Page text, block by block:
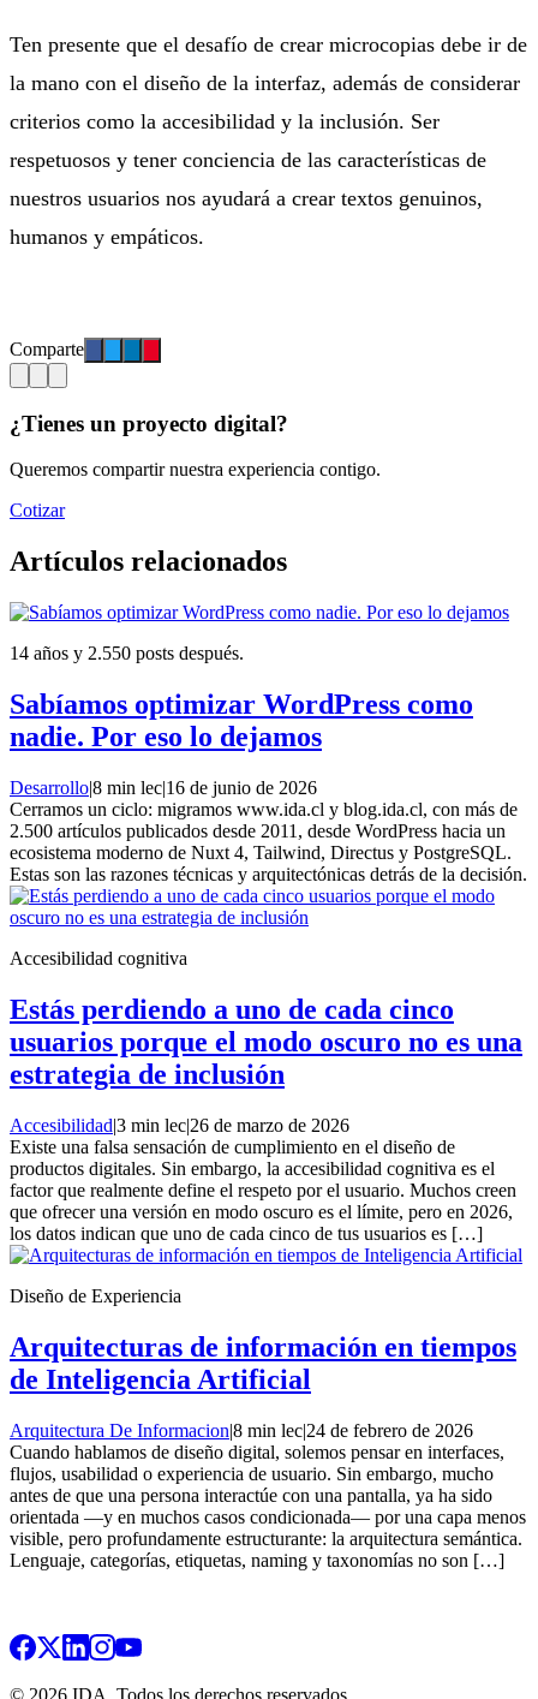
Ten presente que el desafío de crear microcopias debe ir de
la mano con el diseño de la interfaz, además de considerar
criterios como la accesibilidad y la inclusión. Ser
respetuosos y tener conciencia de las características de
nuestros usuarios nos ayudará a crear textos genuinos,
humanos y empáticos.
Comparte
¿Tienes un proyecto digital?
Queremos compartir nuestra experiencia contigo.
Cotizar
Artículos relacionados
14 años y 2.550 posts después.
Sabíamos optimizar WordPress como
nadie. Por eso lo dejamos
Desarrollo|8 min lec|16 de junio de 2026
Cerramos un ciclo: migramos www.ida.cl y blog.ida.cl, con más de
2.500 artículos publicados desde 2011, desde WordPress hacia un
ecosistema moderno de Nuxt 4, Tailwind, Directus y PostgreSQL.
Estas son las razones técnicas y arquitectónicas detrás de la decisión.
Accesibilidad cognitiva
Estás perdiendo a uno de cada cinco
usuarios porque el modo oscuro no es una
estrategia de inclusión
Accesibilidad|3 min lec|26 de marzo de 2026
Existe una falsa sensación de cumplimiento en el diseño de
productos digitales. Sin embargo, la accesibilidad cognitiva es el
factor que realmente define el respeto por el usuario. Muchos creen
que ofrecer una versión en modo oscuro es el límite, pero en 2026,
los datos indican que uno de cada cinco de tus usuarios es […]
Diseño de Experiencia
Arquitecturas de información en tiempos
de Inteligencia Artificial
Arquitectura De Informacion|8 min lec|24 de febrero de 2026
Cuando hablamos de diseño digital, solemos pensar en interfaces,
flujos, usabilidad o experiencia de usuario. Sin embargo, mucho
antes de que una persona interactúe con una pantalla, ya ha sido
orientada —y en muchos casos condicionada— por una capa menos
visible, pero profundamente estructurante: la arquitectura semántica.
Lenguaje, categorías, etiquetas, naming y taxonomías no son […]
© 2026 IDA. Todos los derechos reservados.